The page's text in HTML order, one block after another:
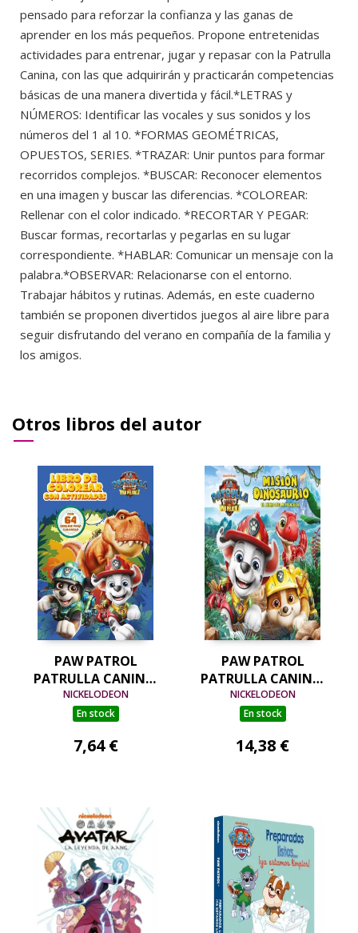
pensado para reforzar la confianza y las ganas de
aprender en los más pequeños. Propone entretenidas
actividades para entrenar, jugar y repasar con la Patrulla
Canina, con las que adquirirán y practicarán competencias
básicas de una manera divertida y fácil.*LETRAS y
NÚMEROS: Identificar las vocales y sus sonidos y los
números del 1 al 10. *FORMAS GEOMÉTRICAS,
OPUESTOS, SERIES. *TRAZAR: Unir puntos para formar
recorridos complejos. *BUSCAR: Reconocer elementos
en una imagen y buscar las diferencias. *COLOREAR:
Rellenar con el color indicado. *RECORTAR Y PEGAR:
Buscar formas, recortarlas y pegarlas en su lugar
correspondiente. *HABLAR: Comunicar un mensaje con la
palabra.*OBSERVAR: Relacionarse con el entorno.
Trabajar hábitos y rutinas. Además, en este cuaderno
también se proponen divertidos juegos al aire libre para
seguir disfrutando del verano en compañía de la familia y
los amigos.
Otros libros del autor
PAW PATROL
PATRULLA CANINA.
ACTIVIDADES - LIBRO
DE COLOREAR CON
DINO PELÍCULA
NICKELODEON
En stock
7,64 €
PAW PATROL
PATRULLA CANINA.
EL LIBRO DE LA
PELÍCULA - MISIÓN
NICKELODEON
En stock
14,38 €